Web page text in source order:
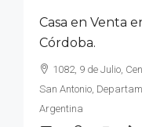
Casa en Venta
Córdoba.
1082, 9 de Julio,
San Antonio,
Argentina